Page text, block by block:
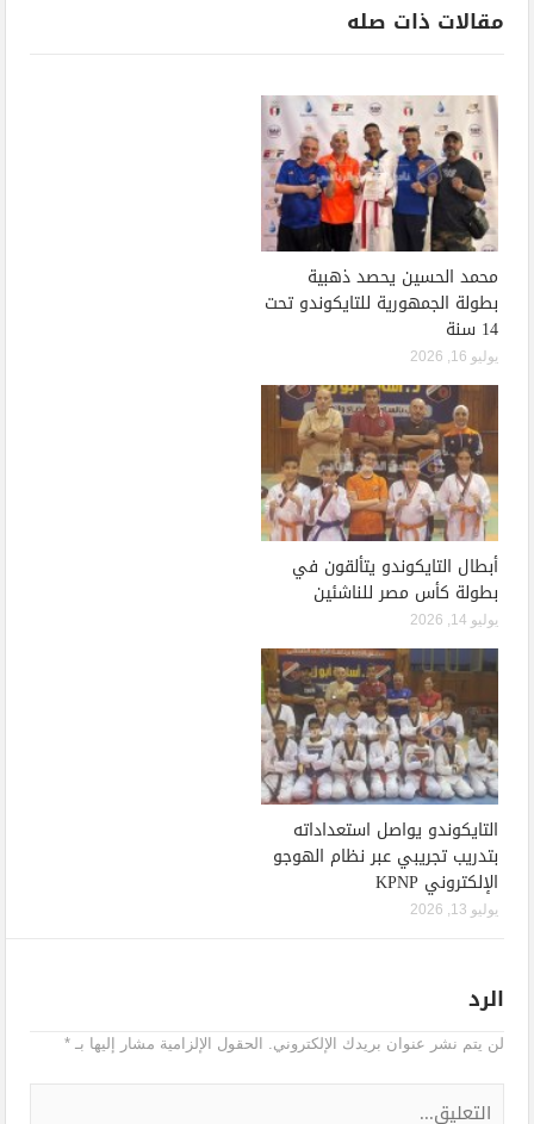
مقالات ذات صله
محمد الحسين يحصد ذهبية
بطولة الجمهورية للتايكوندو تحت
14 سنة
يوليو 16, 2026
أبطال التايكوندو يتألقون في
بطولة كأس مصر للناشئين
يوليو 14, 2026
التايكوندو يواصل استعداداته
بتدريب تجريبي عبر نظام الهوجو
الإلكتروني KPNP
يوليو 13, 2026
الرد
لن يتم نشر عنوان بريدك الإلكتروني. الحقول الإلزامية مشار إليها بـ*